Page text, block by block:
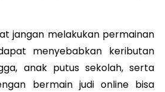
jangan melakukan permainan
menyebabkan keributan
anak putus sekolah, serta
bermain judi online bisa